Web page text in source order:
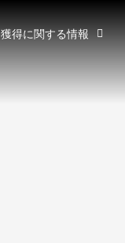
得に関する情報